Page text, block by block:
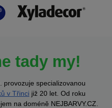
tady my!
provozuje specializovanou
v Třinci již 20 let. Od roku
na doméně NEJBARVY.CZ.